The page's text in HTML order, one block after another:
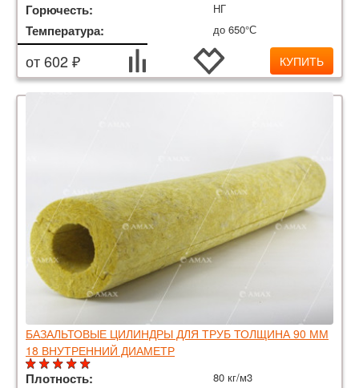
Горючесть: НГ
Температура: до 650°С
от 602 ₽ КУПИТЬ
БАЗАЛЬТОВЫЕ ЦИЛИНДРЫ ДЛЯ ТРУБ ТОЛЩИНА 90 ММ
18 ВНУТРЕННИЙ ДИАМЕТР
Плотность: 80 кг/м3